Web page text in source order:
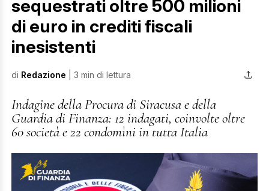
sequestrati oltre 500 milioni
di euro in crediti fiscali
inesistenti
di Redazione | 3 min di lettura
Indagine della Procura di Siracusa e della
Guardia di Finanza: 12 indagati, coinvolte oltre
60 società e 22 condomìni in tutta Italia